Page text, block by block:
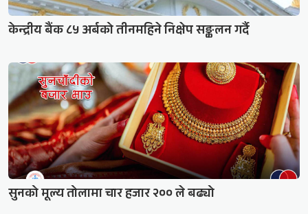
केन्द्रीय बैंक ८५ अर्बको तीनमहिने निक्षेप सङ्कलन गर्दै
सुनको मूल्य तोलामा चार हजार २०० ले बढ्यो